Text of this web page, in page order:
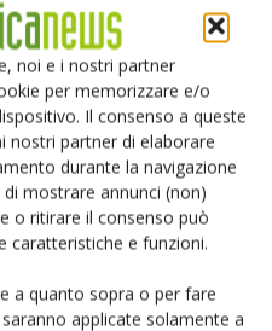
noi e i nostri partner
per memorizzare e/o
Il consenso a queste
nostri partner di elaborare
durante la navigazione
mostrare annunci (non)
o ritirare il consenso può
caratteristiche e funzioni.
a quanto sopra o per fare
applicate solamente a
di cronometraggio
quando un dispositivo